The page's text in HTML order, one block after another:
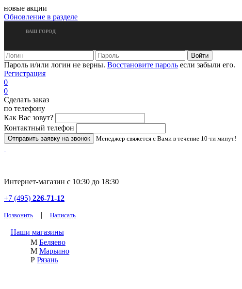
новые акции
Обновление в разделе
ВАШ ГОРОД
Пароль и/или логин не верны. Восстановите пароль если забыли его.
Регистрация
0
0
Сделать заказ
по телефону
Как Вас зовут?
Контактный телефон
Менеджер свяжется с Вами в течение 10-ти минут!
Интернет-магазин с 10:30 до 18:30
+7 (495) 226-71-12
Позвонить | Написать
Наши магазины
М Беляево
М Марьино
Р Рязань